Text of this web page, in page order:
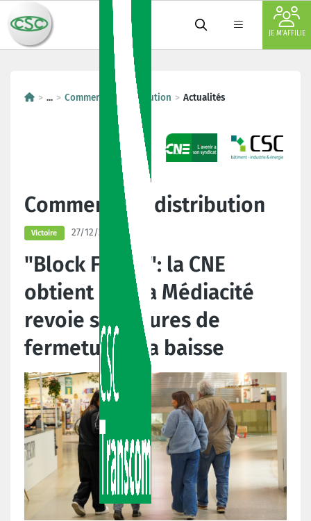
JE M'AFFILIE
... Commerce et distribution Actualités
Commerce et distribution
Victoire 27/12/2024
"Block Friday": la CNE
obtient que la Médiacité
revoie ses heures de
fermeture à la baisse